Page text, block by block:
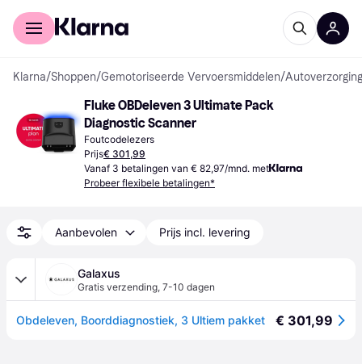
Voor shoppers
Klarna/Shoppen/Gemotoriseerde Vervoersmiddelen/
Fluke OBDeleven 3 Ultimate Pack
Diagnostic Scanner
Foutcodelezers
Prijs€ 301,99
Vanaf 3 betalingen van € 82,97/mnd. met
Probeer flexibele betalingen*
Aanbevolen Prijs incl. levering
Galaxus
Gratis verzending, 7-10 dagen
Obdeleven, Boorddiagnostiek, 3 Ultiem pakket € 301,99